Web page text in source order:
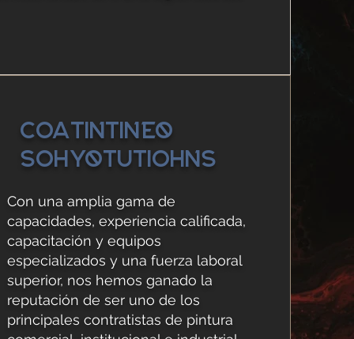
Coatintineo
Sohyotutiohns
Con una amplia gama de
capacidades, experiencia calificada,
capacitación y equipos
especializados y una fuerza laboral
superior, nos hemos ganado la
reputación de ser uno de los
principales contratistas de pintura